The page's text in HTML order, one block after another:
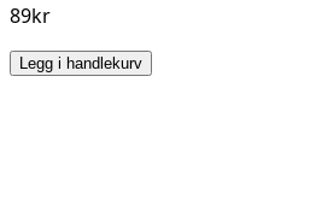
89kr
Legg i handlekurv